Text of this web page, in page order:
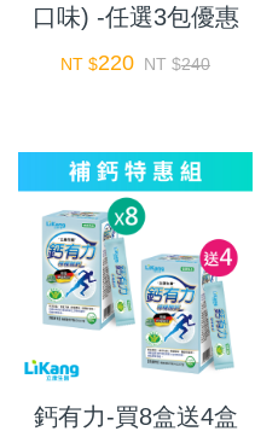
口味) -任選3包優惠
NT $220 NT $240
鈣有力-買8盒送4盒